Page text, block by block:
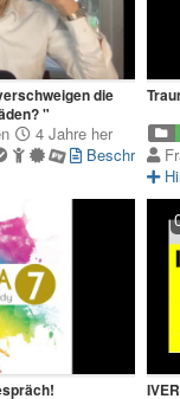
die
"
4 Jahre her
Beschreibung